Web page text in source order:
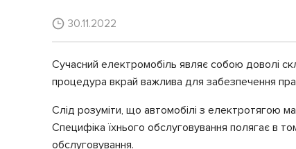
30.11.2022
Сучасний електромобіль являє собою доволі
процедура вкрай важлива для забезпечення
Слід розуміти, що автомобілі з електротягою
Специфіка їхнього обслуговування полягає в
обслуговування.